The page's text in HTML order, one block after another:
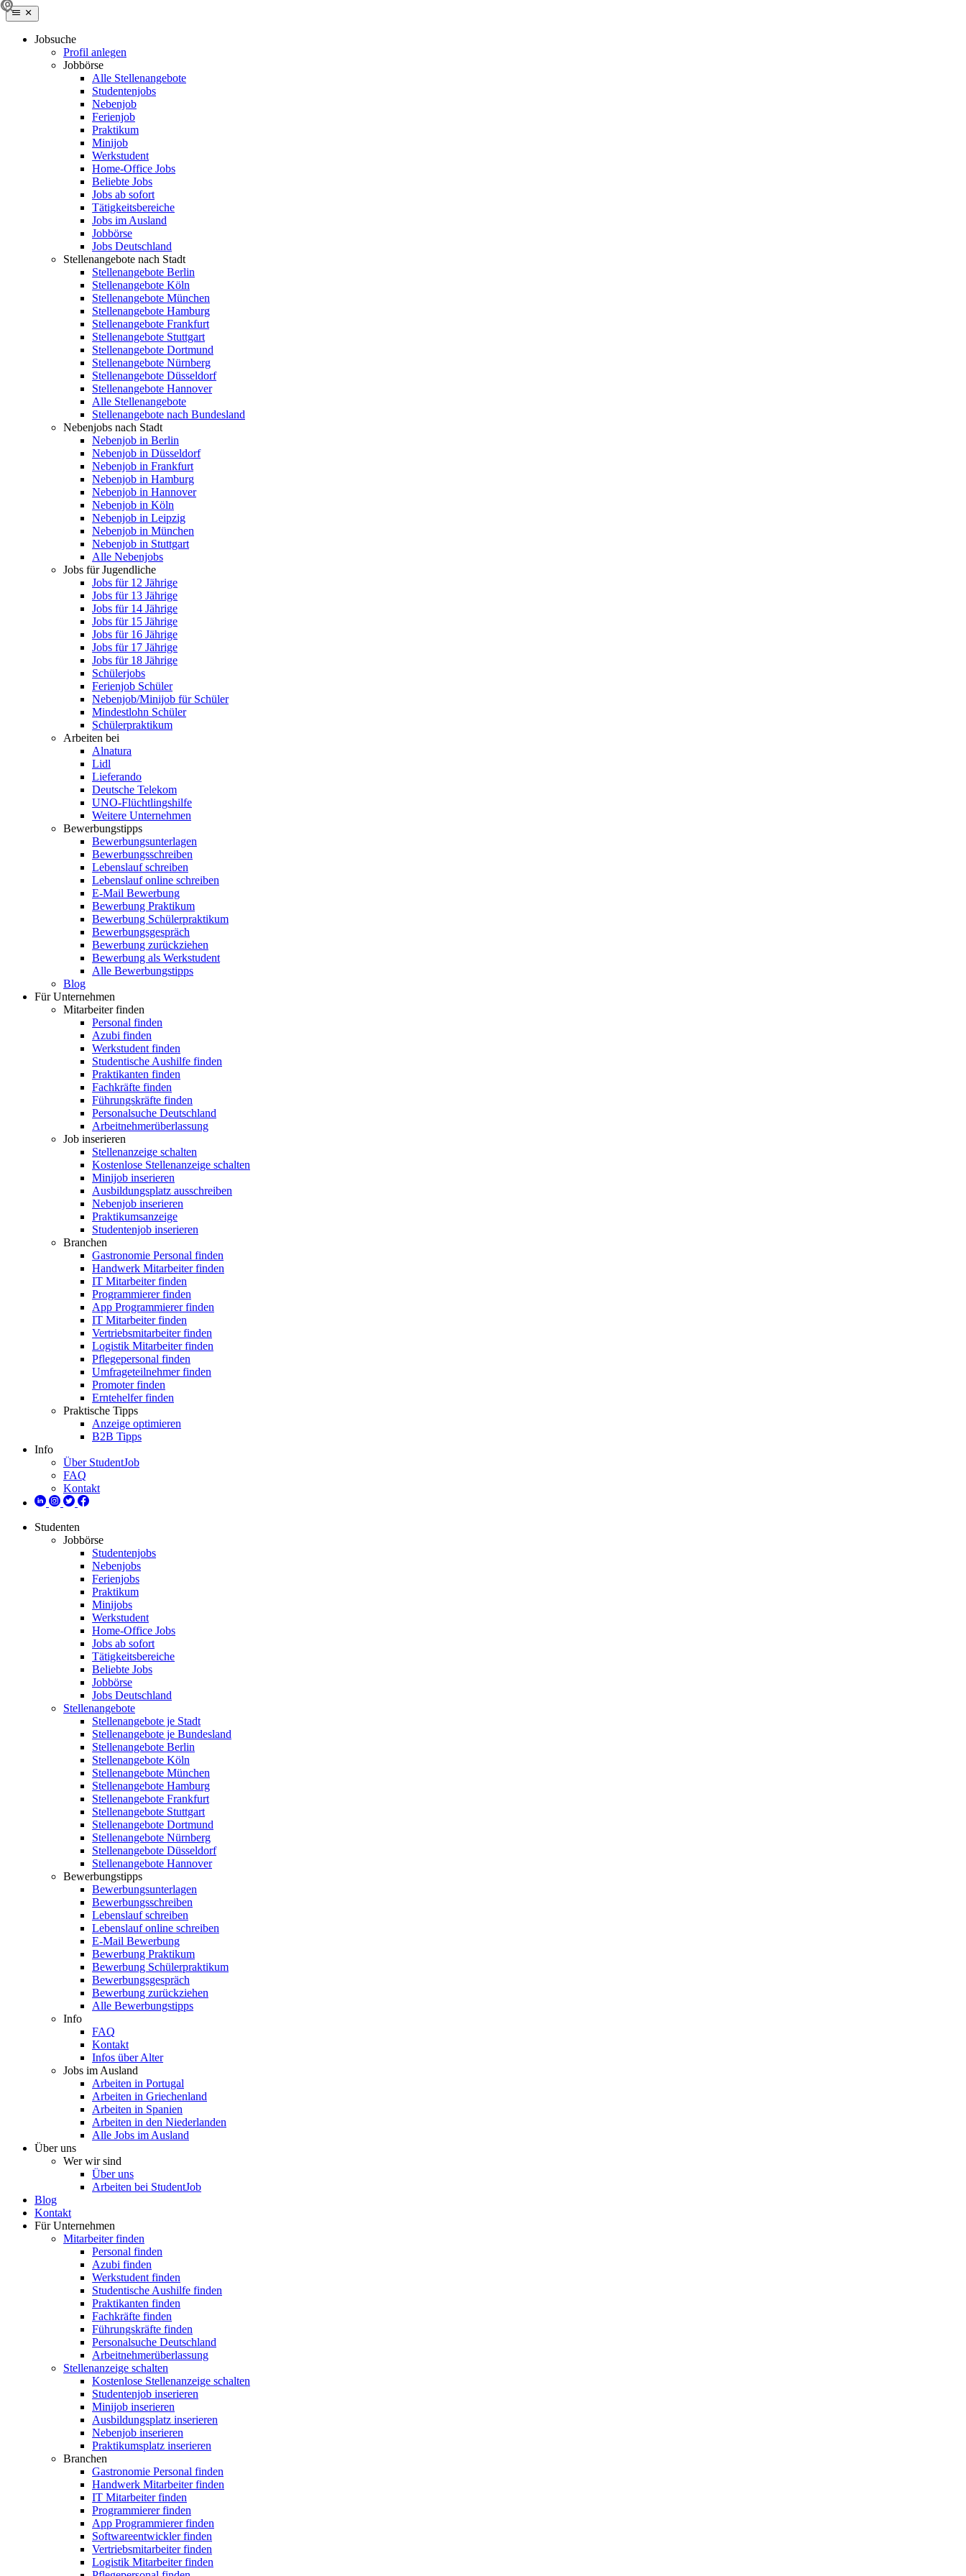
Jobsuche
Profil anlegen
Jobbörse
Alle Stellenangebote
Studentenjobs
Nebenjob
Ferienjob
Praktikum
Minijob
Werkstudent
Home-Office Jobs
Beliebte Jobs
Jobs ab sofort
Tätigkeitsbereiche
Jobs im Ausland
Jobbörse
Jobs Deutschland
Stellenangebote nach Stadt
Stellenangebote Berlin
Stellenangebote Köln
Stellenangebote München
Stellenangebote Hamburg
Stellenangebote Frankfurt
Stellenangebote Stuttgart
Stellenangebote Dortmund
Stellenangebote Nürnberg
Stellenangebote Düsseldorf
Stellenangebote Hannover
Alle Stellenangebote
Stellenangebote nach Bundesland
Nebenjobs nach Stadt
Nebenjob in Berlin
Nebenjob in Düsseldorf
Nebenjob in Frankfurt
Nebenjob in Hamburg
Nebenjob in Hannover
Nebenjob in Köln
Nebenjob in Leipzig
Nebenjob in München
Nebenjob in Stuttgart
Alle Nebenjobs
Jobs für Jugendliche
Jobs für 12 Jährige
Jobs für 13 Jährige
Jobs für 14 Jährige
Jobs für 15 Jährige
Jobs für 16 Jährige
Jobs für 17 Jährige
Jobs für 18 Jährige
Schülerjobs
Ferienjob Schüler
Nebenjob/Minijob für Schüler
Mindestlohn Schüler
Schülerpraktikum
Arbeiten bei
Alnatura
Lidl
Lieferando
Deutsche Telekom
UNO-Flüchtlingshilfe
Weitere Unternehmen
Bewerbungstipps
Bewerbungsunterlagen
Bewerbungsschreiben
Lebenslauf schreiben
Lebenslauf online schreiben
E-Mail Bewerbung
Bewerbung Praktikum
Bewerbung Schülerpraktikum
Bewerbungsgespräch
Bewerbung zurückziehen
Bewerbung als Werkstudent
Alle Bewerbungstipps
Blog
Für Unternehmen
Mitarbeiter finden
Personal finden
Azubi finden
Werkstudent finden
Studentische Aushilfe finden
Praktikanten finden
Fachkräfte finden
Führungskräfte finden
Personalsuche Deutschland
Arbeitnehmerüberlassung
Job inserieren
Stellenanzeige schalten
Kostenlose Stellenanzeige schalten
Minijob inserieren
Ausbildungsplatz ausschreiben
Nebenjob inserieren
Praktikumsanzeige
Studentenjob inserieren
Branchen
Gastronomie Personal finden
Handwerk Mitarbeiter finden
IT Mitarbeiter finden
Programmierer finden
App Programmierer finden
IT Mitarbeiter finden
Vertriebsmitarbeiter finden
Logistik Mitarbeiter finden
Pflegepersonal finden
Umfrageteilnehmer finden
Promoter finden
Erntehelfer finden
Praktische Tipps
Anzeige optimieren
B2B Tipps
Info
Über StudentJob
FAQ
Kontakt
Studenten
Jobbörse
Studentenjobs
Nebenjobs
Ferienjobs
Praktikum
Minijobs
Werkstudent
Home-Office Jobs
Jobs ab sofort
Tätigkeitsbereiche
Beliebte Jobs
Jobbörse
Jobs Deutschland
Stellenangebote
Stellenangebote je Stadt
Stellenangebote je Bundesland
Stellenangebote Berlin
Stellenangebote Köln
Stellenangebote München
Stellenangebote Hamburg
Stellenangebote Frankfurt
Stellenangebote Stuttgart
Stellenangebote Dortmund
Stellenangebote Nürnberg
Stellenangebote Düsseldorf
Stellenangebote Hannover
Bewerbungstipps
Bewerbungsunterlagen
Bewerbungsschreiben
Lebenslauf schreiben
Lebenslauf online schreiben
E-Mail Bewerbung
Bewerbung Praktikum
Bewerbung Schülerpraktikum
Bewerbungsgespräch
Bewerbung zurückziehen
Alle Bewerbungstipps
Info
FAQ
Kontakt
Infos über Alter
Jobs im Ausland
Arbeiten in Portugal
Arbeiten in Griechenland
Arbeiten in Spanien
Arbeiten in den Niederlanden
Alle Jobs im Ausland
Über uns
Wer wir sind
Über uns
Arbeiten bei StudentJob
Blog
Kontakt
Für Unternehmen
Mitarbeiter finden
Personal finden
Azubi finden
Werkstudent finden
Studentische Aushilfe finden
Praktikanten finden
Fachkräfte finden
Führungskräfte finden
Personalsuche Deutschland
Arbeitnehmerüberlassung
Stellenanzeige schalten
Kostenlose Stellenanzeige schalten
Studentenjob inserieren
Minijob inserieren
Ausbildungsplatz inserieren
Nebenjob inserieren
Praktikumsplatz inserieren
Branchen
Gastronomie Personal finden
Handwerk Mitarbeiter finden
IT Mitarbeiter finden
Programmierer finden
App Programmierer finden
Softwareentwickler finden
Vertriebsmitarbeiter finden
Logistik Mitarbeiter finden